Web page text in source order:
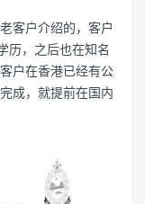
客户介绍的，客户
历，之后也在知名
户在香港已经有公
成，就提前在国内